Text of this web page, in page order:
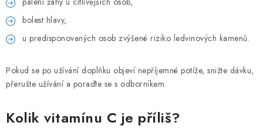
bolest hlavy,
u predisponovaných osob zvýšené riziko ledvinových kamenů.
Pokud se po užívání doplňku objeví nepříjemné potíže, snižte dávku,
přerušte užívání a poraďte se s odborníkem.
Kolik vitamínu C je příliš?